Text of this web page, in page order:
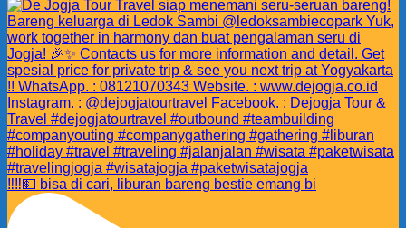
‼️‼️💵 bisa di cari, liburan bareng bestie emang bi